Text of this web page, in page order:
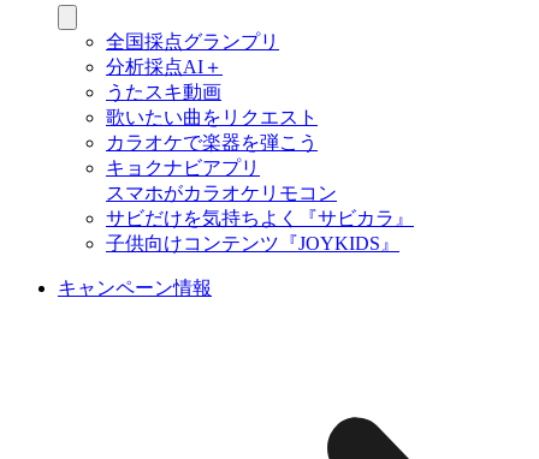
全国採点グランプリ
分析採点AI＋
うたスキ動画
歌いたい曲をリクエスト
カラオケで楽器を弾こう
キョクナビアプリ
スマホがカラオケリモコン
サビだけを気持ちよく『サビカラ』
子供向けコンテンツ『JOYKIDS』
キャンペーン情報